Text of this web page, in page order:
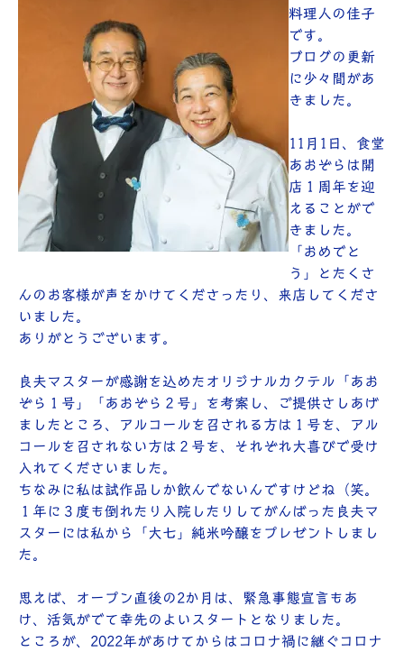
料理人の佳子
です。
ブログの更新
に少々間があ
きました。
11月1日、食堂
あおぞらは開
店１周年を迎
えることがで
きました。
「おめでと
う」とたくさ
んのお客様が声をかけてくださったり、来店してくださ
いました。
ありがとうございます。
良夫マスターが感謝を込めたオリジナルカクテル「あお
ぞら１号」「あおぞら２号」を考案し、ご提供さしあげ
ましたところ、アルコールを召される方は１号を、アル
コールを召されない方は２号を、それぞれ大喜びで受け
入れてくださいました。
ちなみに私は試作品しか飲んでないんですけどね（笑。
１年に３度も倒れたり入院したりしてがんばった良夫マ
スターには私から「大七」純米吟醸をプレゼントしまし
た。
思えば、オープン直後の2か月は、緊急事態宣言もあ
け、活気がでて幸先のよいスタートとなりました。
ところが、2022年があけてからはコロナ禍に継ぐコロナ